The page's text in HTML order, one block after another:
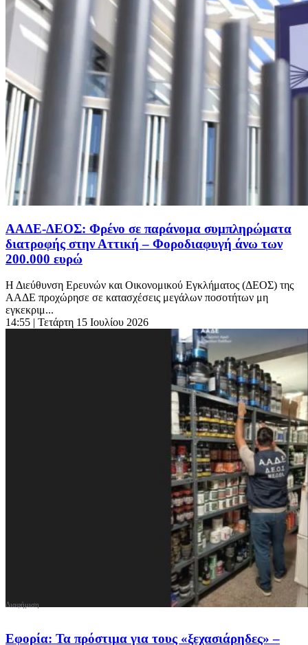
ΑΑΔΕ-ΔΕΟΣ: Φρένο σε παράνομα συμπληρώματα
διατροφής στην Αττική – Φοροδιαφυγή άνω των
200.000 ευρώ
Η Διεύθυνση Ερευνών και Οικονομικού Εγκλήματος (ΔΕΟΣ) της
ΑΑΔΕ προχώρησε σε κατασχέσεις μεγάλων ποσοτήτων μη
εγκεκριμ...
14:55 | Τετάρτη 15 Ιουλίου 2026
Εφορία: Τα πρόστιμα για τους «ξεχασιάρηδες» –